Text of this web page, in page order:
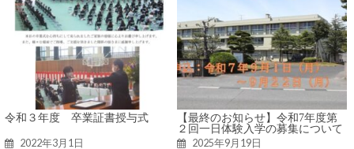
令和３年度 卒業証書授与式
2022年3月1日
【最終のお知らせ】令和7年度第
２回一日体験入学の募集について
2025年9月19日